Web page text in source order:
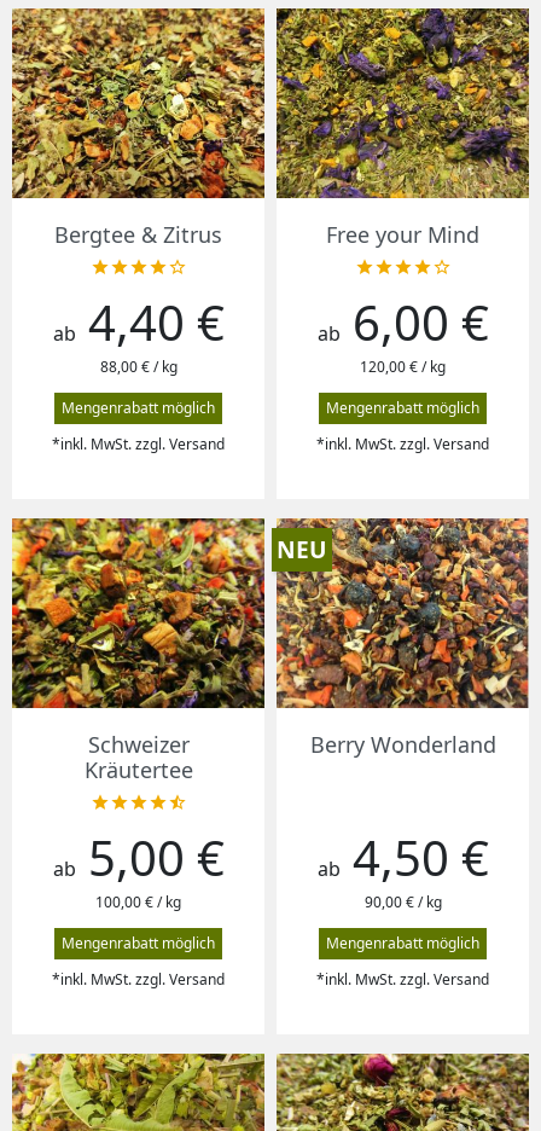
Bergtee & Zitrus

Preis
ab 4,40 €
88,00 € / kg
Mengenrabatt möglich
*inkl. MwSt. zzgl. Versand
Free your Mind

Preis
ab 6,00 €
120,00 € / kg
Mengenrabatt möglich
*inkl. MwSt. zzgl. Versand
Schweizer
Kräutertee

Preis
ab 5,00 €
100,00 € / kg
Mengenrabatt möglich
*inkl. MwSt. zzgl. Versand
Berry Wonderland
Preis
ab 4,50 €
90,00 € / kg
Mengenrabatt möglich
*inkl. MwSt. zzgl. Versand
NEU